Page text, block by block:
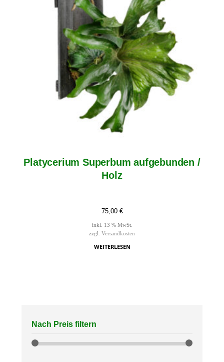
Platycerium Superbum aufgebunden /
Holz
75,00 €
inkl. 13 % MwSt.
zzgl. Versandkosten
WEITERLESEN
Nach Preis filtern